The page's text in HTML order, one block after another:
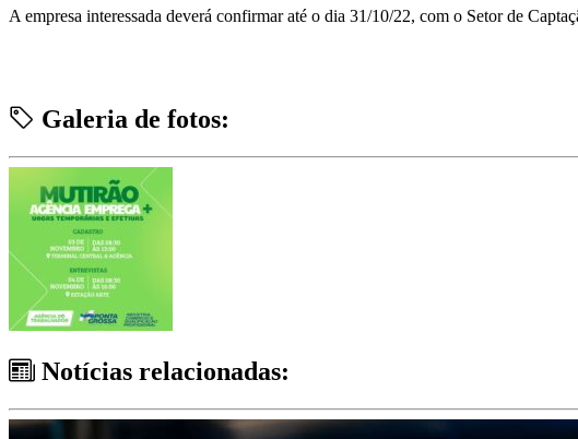
A empresa interessada deverá confirmar até o dia 31/10/22, com o Setor de
Galeria de fotos:
Notícias relacionadas: